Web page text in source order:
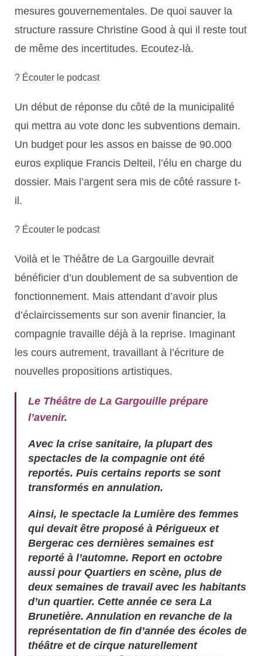
mesures gouvernementales. De quoi sauver la
structure rassure Christine Good à qui il reste tout
de même des incertitudes. Ecoutez-là.
? Écouter le podcast
Un début de réponse du côté de la municipalité
qui mettra au vote donc les subventions demain.
Un budget pour les assos en baisse de 90.000
euros explique Francis Delteil, l’élu en charge du
dossier. Mais l’argent sera mis de côté rassure t-
il.
? Écouter le podcast
Voilà et le Théâtre de La Gargouille devrait
bénéficier d’un doublement de sa subvention de
fonctionnement. Mais attendant d’avoir plus
d’éclaircissements sur son avenir financier, la
compagnie travaille déjà à la reprise. Imaginant
les cours autrement, travaillant à l’écriture de
nouvelles propositions artistiques.
Le Théâtre de La Gargouille prépare
l’avenir.
Avec la crise sanitaire, la plupart des
spectacles de la compagnie ont été
reportés. Puis certains reports se sont
transformés en annulation.
Ainsi, le spectacle la Lumière des femmes
qui devait être proposé à Périgueux et
Bergerac ces dernières semaines est
reporté à l’automne. Report en octobre
aussi pour Quartiers en scène, plus de
deux semaines de travail avec les habitants
d’un quartier. Cette année ce sera La
Brunetière. Annulation en revanche de la
représentation de fin d’année des écoles de
théâtre et de cirque naturellement